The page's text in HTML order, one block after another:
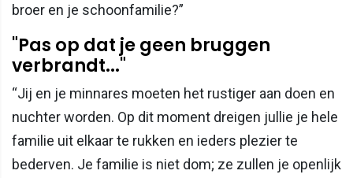
broer en je schoonfamilie?”
"Pas op dat je geen bruggen
verbrandt..."
“Jij en je minnares moeten het rustiger aan doen en
nuchter worden. Op dit moment dreigen jullie je hele
familie uit elkaar te rukken en ieders plezier te
bederven. Je familie is niet dom; ze zullen je openlijk